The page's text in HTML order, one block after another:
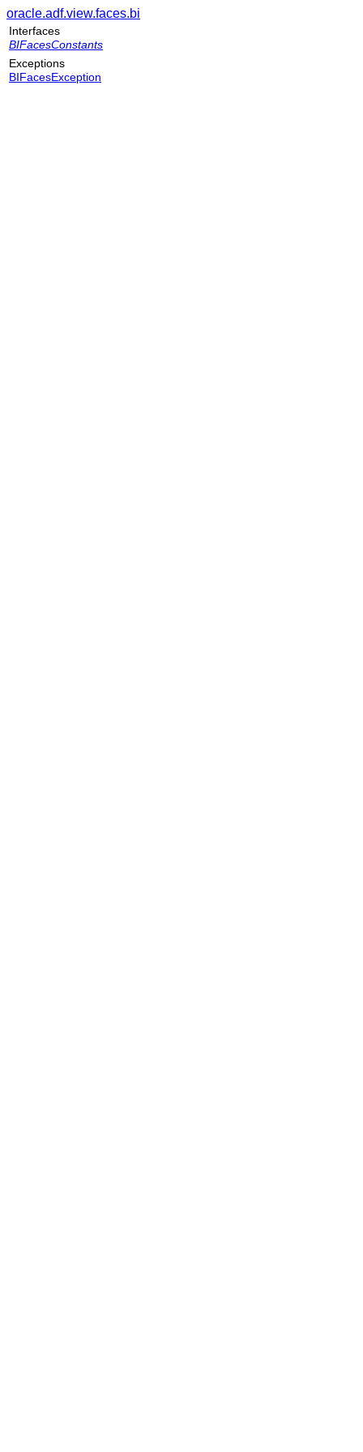
oracle.adf.view.faces.bi
Interfaces
BIFacesConstants
Exceptions
BIFacesException